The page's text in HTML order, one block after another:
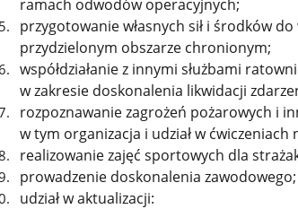
ramach odwodów operacyjnych;
przygotowanie własnych sił i środków
przydzielonym obszarze chronionym;
współdziałanie z innymi służbami
w zakresie doskonalenia likwidacji
rozpoznawanie zagrożeń pożarowych i
w tym organizacja i udział w ćwiczeniach
realizowanie zajęć sportowych dla
prowadzenie doskonalenia zawodowego;
udział w aktualizacji: